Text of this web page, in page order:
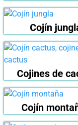
Cojín
Cojines de
Cojín